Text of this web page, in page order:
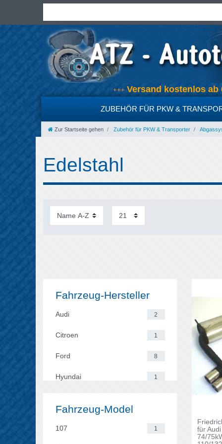
+++Versand
ZUBEHÖR FÜR PKW &
Zur Startseite gehen Zubehör für PKW & Transporter
Edelstahl
Fahrzeug-Hersteller
Audi 2
Citroen 1
Ford 8
Hyundai 1
Fahrzeug-Model
107 1
für
74/